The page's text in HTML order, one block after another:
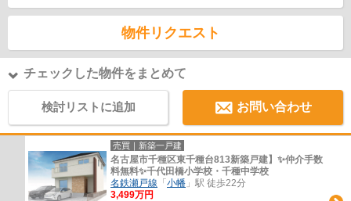
物件リクエスト
チェックした物件をまとめて
検討リストに追加 お問い合わせ
売買｜新築一戸建
名古屋市千種区東千種台813新築戸建】✨️仲介手数
料無料✨️千代田橋小学校・千種中学校
名鉄瀬戸線 「 小幡 」駅 徒歩22分
3,499万円